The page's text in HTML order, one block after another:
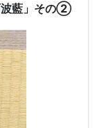
波藍」その②